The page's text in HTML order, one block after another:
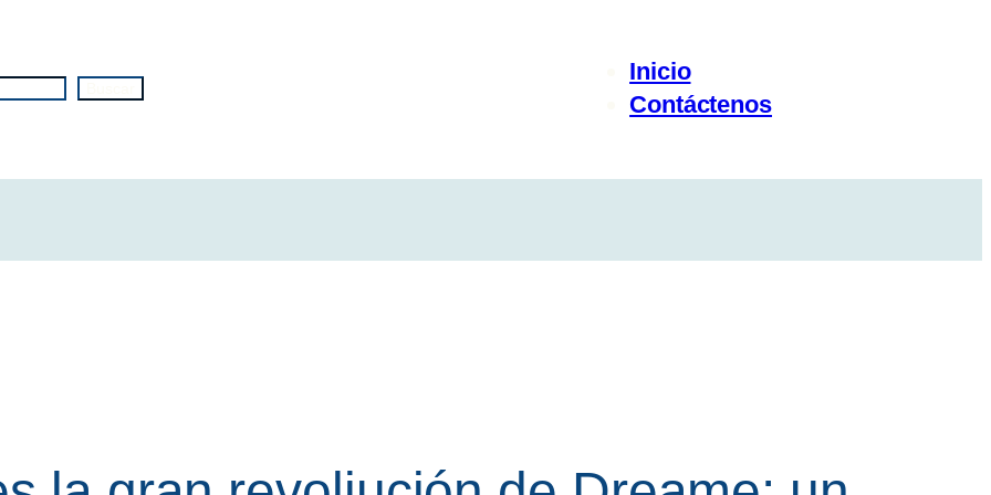
Inicio
Contáctenos